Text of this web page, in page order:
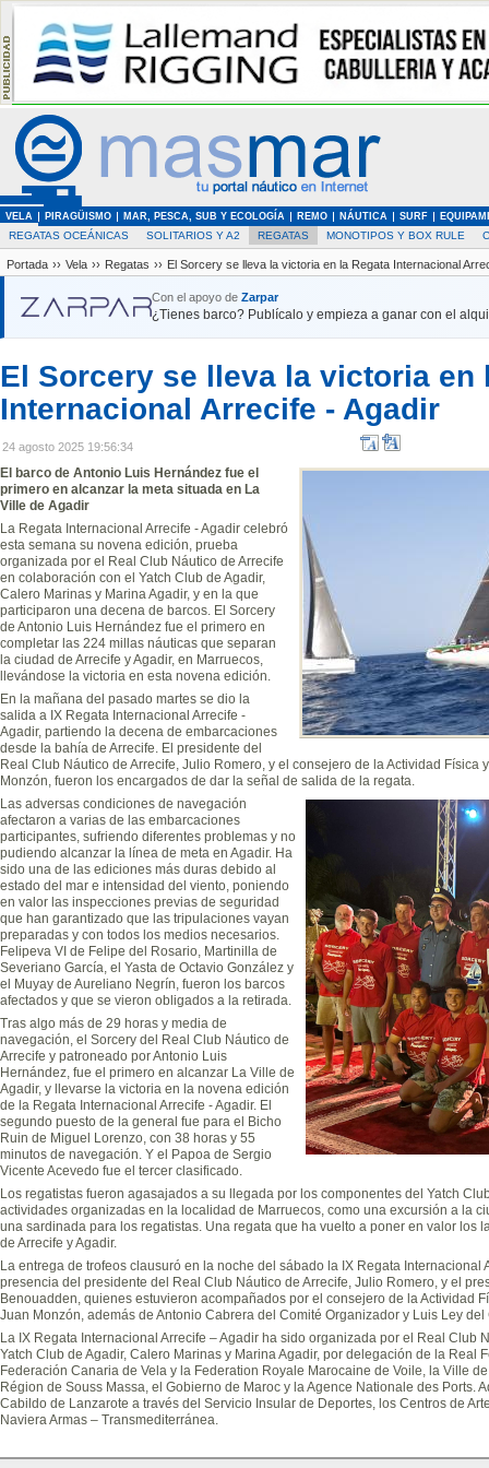
VELA PIRAGÜISMO MAR, PESCA, SUB Y ECOLOGÍA REMO NÁUTICA SURF
REGATAS OCEÁNICAS SOLITARIOS Y A2 REGATAS MONOTIPOS Y BOX RULE
Portada ›› Vela ›› Regatas ›› El Sorcery se lleva la victoria en la Regata Internacional
Con el apoyo de Zarpar
¿Tienes barco? Publícalo y empieza a ganar con el
El Sorcery se lleva la victoria en
Internacional Arrecife - Agadir
24 agosto 2025 19:56:34
El barco de Antonio Luis Hernández fue el
primero en alcanzar la meta situada en La
Ville de Agadir
La Regata Internacional Arrecife - Agadir celebró
esta semana su novena edición, prueba
organizada por el Real Club Náutico de Arrecife
en colaboración con el Yatch Club de Agadir,
Calero Marinas y Marina Agadir, y en la que
participaron una decena de barcos. El Sorcery
de Antonio Luis Hernández fue el primero en
completar las 224 millas náuticas que separan
la ciudad de Arrecife y Agadir, en Marruecos,
llevándose la victoria en esta novena edición.
En la mañana del pasado martes se dio la
salida a IX Regata Internacional Arrecife -
Agadir, partiendo la decena de embarcaciones
desde la bahía de Arrecife. El presidente del
Real Club Náutico de Arrecife, Julio Romero, y el consejero de la Actividad
Monzón, fueron los encargados de dar la señal de salida de la regata.
Las adversas condiciones de navegación
afectaron a varias de las embarcaciones
participantes, sufriendo diferentes problemas y no
pudiendo alcanzar la línea de meta en Agadir. Ha
sido una de las ediciones más duras debido al
estado del mar e intensidad del viento, poniendo
en valor las inspecciones previas de seguridad
que han garantizado que las tripulaciones vayan
preparadas y con todos los medios necesarios.
Felipeva VI de Felipe del Rosario, Martinilla de
Severiano García, el Yasta de Octavio González y
el Muyay de Aureliano Negrín, fueron los barcos
afectados y que se vieron obligados a la retirada.
Tras algo más de 29 horas y media de
navegación, el Sorcery del Real Club Náutico de
Arrecife y patroneado por Antonio Luis
Hernández, fue el primero en alcanzar La Ville de
Agadir, y llevarse la victoria en la novena edición
de la Regata Internacional Arrecife - Agadir. El
segundo puesto de la general fue para el Bicho
Ruin de Miguel Lorenzo, con 38 horas y 55
minutos de navegación. Y el Papoa de Sergio
Vicente Acevedo fue el tercer clasificado.
Los regatistas fueron agasajados a su llegada por los componentes del Yatch
actividades organizadas en la localidad de Marruecos, como una excursión a la
una sardinada para los regatistas. Una regata que ha vuelto a poner en valor los
de Arrecife y Agadir.
La entrega de trofeos clausuró en la noche del sábado la IX Regata Internacional
presencia del presidente del Real Club Náutico de Arrecife, Julio Romero, y el
Benouadden, quienes estuvieron acompañados por el consejero de la Actividad
Juan Monzón, además de Antonio Cabrera del Comité Organizador y Luis Ley
La IX Regata Internacional Arrecife – Agadir ha sido organizada por el Real Club
Yatch Club de Agadir, Calero Marinas y Marina Agadir, por delegación de la Real
Federación Canaria de Vela y la Federation Royale Marocaine de Voile, la Ville
Région de Souss Massa, el Gobierno de Maroc y la Agence Nationale des Ports.
Cabildo de Lanzarote a través del Servicio Insular de Deportes, los Centros de
Naviera Armas – Transmediterránea.